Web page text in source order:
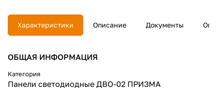
применяются в офисах,
торговых и административных
помещениях, призматический
Характеристики Описание Документы
ОБЩАЯ ИНФОРМАЦИЯ
Категория
Панели светодиодные ДВО-02 ПРИЗМА